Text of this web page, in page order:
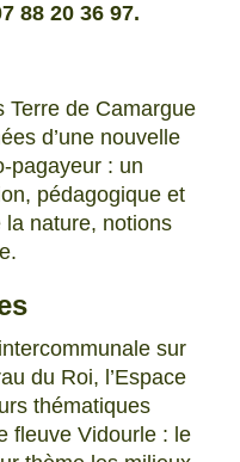
88 20 36 97.
Terre de Camargue
d’une nouvelle
pagayeur : un
pédagogique et
la nature, notions
sur
du Roi, l’Espace
thématiques
fleuve Vidourle : le